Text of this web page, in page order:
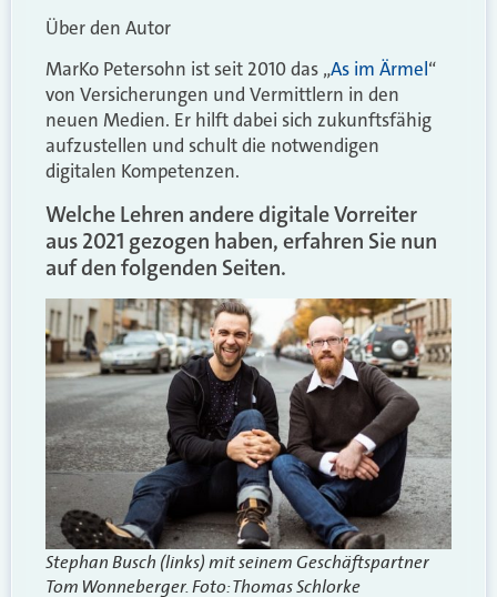
Über den Autor
MarKo Petersohn ist seit 2010 das „As im Ärmel“
von Versicherungen und Vermittlern in den
neuen Medien. Er hilft dabei sich zukunftsfähig
aufzustellen und schult die notwendigen
digitalen Kompetenzen.
Welche Lehren andere digitale Vorreiter
aus 2021 gezogen haben, erfahren Sie nun
auf den folgenden Seiten.
Stephan Busch (links) mit seinem Geschäftspartner
Tom Wonneberger. Foto: Thomas Schlorke